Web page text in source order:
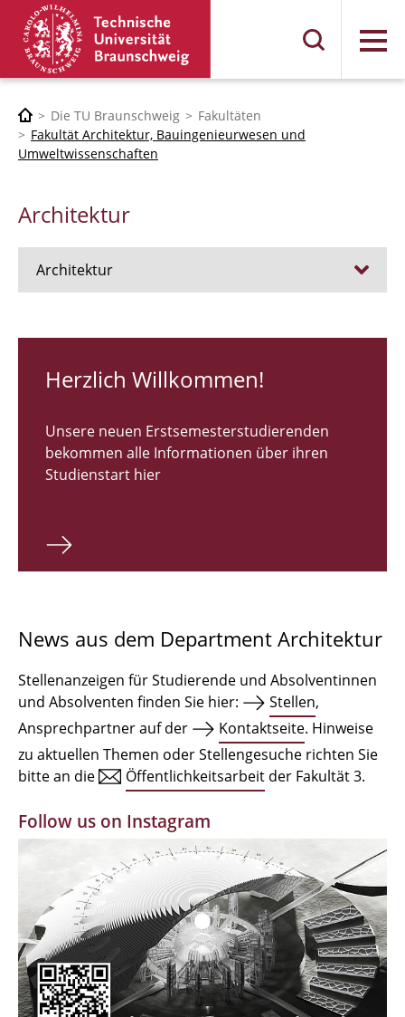
Menü
Die TU Braunschweig
Fakultäten
Fakultät Architektur, Bauingenieurwesen und
Umweltwissenschaften
Architektur
Architektur
RUNDGANG 26
Bachelor Architektur
Master Architektur
Qualifikationsprofil
Institute
Einrichtungen
Zeichensäle
MBW | Modellbauwerkstatt
Alumni | cloud club
Dokumente und Downloads
Herzlich Willkommen!
Unsere neuen Erstsemesterstudierenden
bekommen alle Informationen über ihren
Studienstart hier
News aus dem Department Architektur
Stellenanzeigen für Studierende und Absolventinnen
und Absolventen finden Sie hier:
Stellen,
Ansprechpartner auf der
Kontaktseite. Hinweise
zu aktuellen Themen oder Stellengesuche richten Sie
bitte an die
Öffentlichkeitsarbeit der Fakultät 3.
Follow us on Instagram